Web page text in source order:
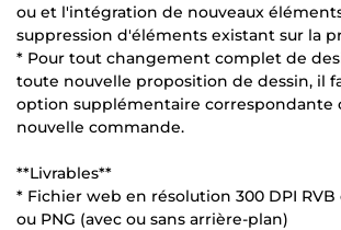
ou et l'intégration de nouveaux
suppression d'éléments existant sur la
* Pour tout changement complet de
toute nouvelle proposition de dessin, il
option supplémentaire correspondante
nouvelle commande.
**Livrables**
* Fichier web en résolution 300 DPI RVB
ou PNG (avec ou sans arrière-plan)